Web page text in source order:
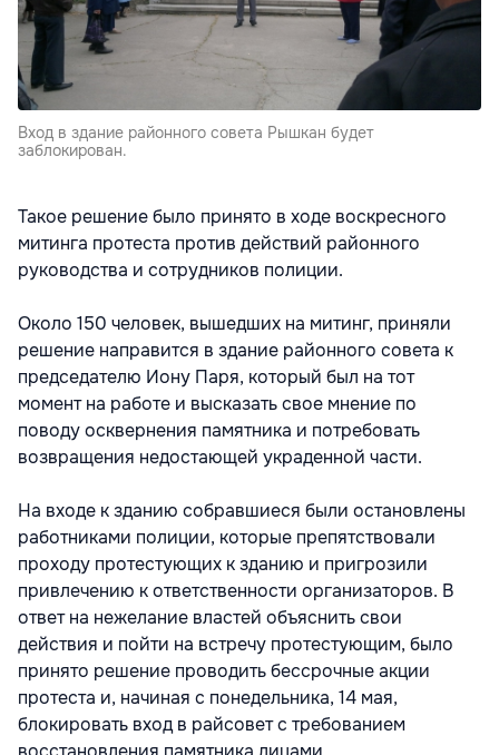
Вход в здание районного совета Рышкан будет
заблокирован.
Такое решение было принято в ходе воскресного
митинга протеста против действий районного
руководства и сотрудников полиции.
Около 150 человек, вышедших на митинг, приняли
решение направится в здание районного совета к
председателю Иону Паря, который был на тот
момент на работе и высказать свое мнение по
поводу осквернения памятника и потребовать
возвращения недостающей украденной части.
На входе к зданию собравшиеся были остановлены
работниками полиции, которые препятствовали
проходу протестующих к зданию и пригрозили
привлечению к ответственности организаторов. В
ответ на нежелание властей объяснить свои
действия и пойти на встречу протестующим, было
принято решение проводить бессрочные акции
протеста и, начиная с понедельника, 14 мая,
блокировать вход в райсовет с требованием